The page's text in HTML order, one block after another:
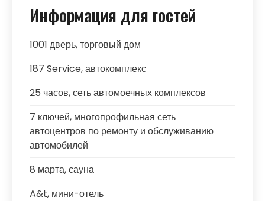
Информация для гостей
1001 дверь, торговый дом
187 Service, автокомплекс
25 часов, сеть автомоечных комплексов
7 ключей, многопрофильная сеть
автоцентров по ремонту и обслуживанию
автомобилей
8 марта, сауна
A&t, мини-отель